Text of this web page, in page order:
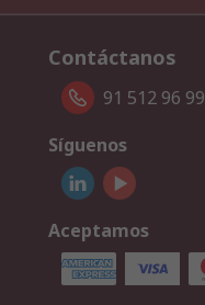
Contáctanos
91 512 96 99
Síguenos
Aceptamos